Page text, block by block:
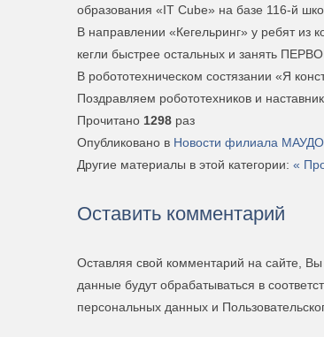
образования «IT Cube» на базе 116-й
В направлении «Кегельринг» у ребят из
кегли быстрее остальных и занять
В робототехническом состязании «Я
Поздравляем робототехников и
Прочитано 1298 раз
Опубликовано в Новости филиала
Другие материалы в этой категории: «
Оставить комментарий
Оставляя свой комментарий на сайте,
данные будут обрабатываться в
персональных данных и